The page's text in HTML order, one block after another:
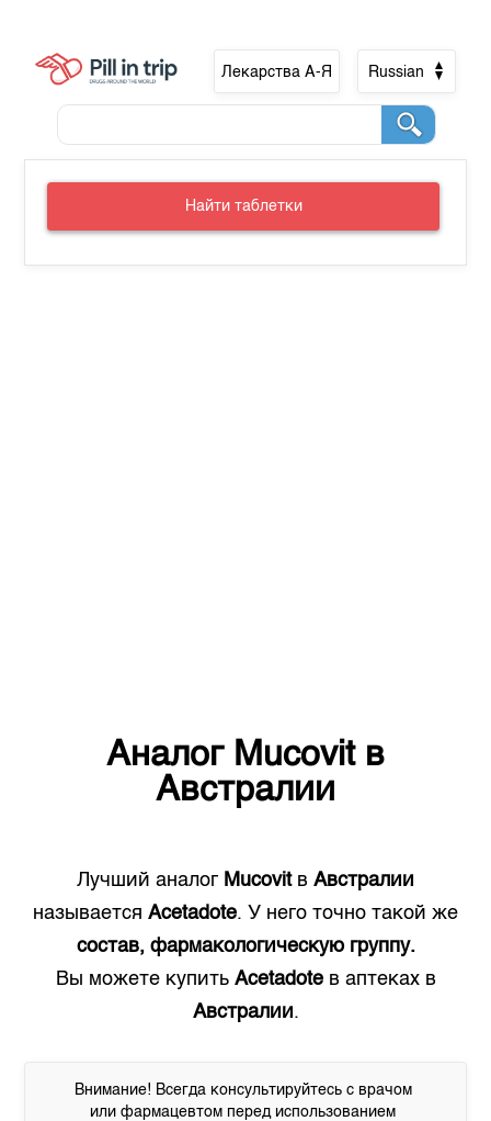
Лекарства А-Я Russian
Найти таблетки
Аналог Mucovitв
Австралии
Лучший аналог Mucovitв Австралии
называется Acetadote. У него точно такой же
состав, фармакологическую группу.
Вы можете купить Acetadoteв аптеках в
Австралии.
Внимание! Всегда консультируйтесь с врачом
или фармацевтом перед использованием